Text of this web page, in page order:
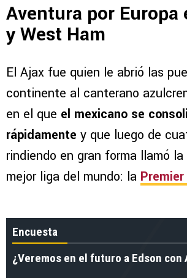
Aventura por Europa
y West Ham
El Ajax fue quien le abrió las
continente al canterano
en el que el mexicano se
rápidamente y que luego de
rindiendo en gran forma llamó
mejor liga del mundo: la
Encuesta
¿Veremos en el futuro a Edson con